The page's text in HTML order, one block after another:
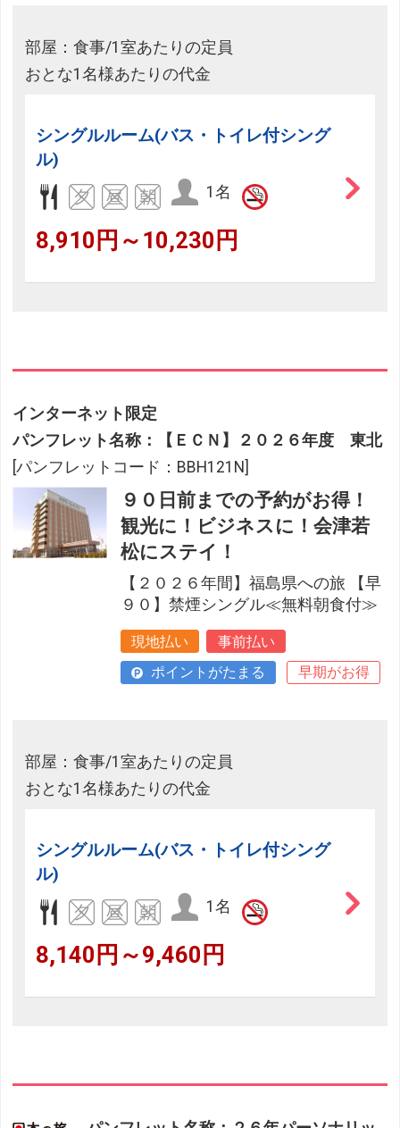
部屋：食事/1室あたりの定員
おとな1名様あたりの代金
シングルルーム(バス・トイレ付シング
ル)
1名
8,910円～10,230円
インターネット限定
パンフレット名称：【ＥＣＮ】２０２６年度 東北
[パンフレットコード：BBH121N]
９０日前までの予約がお得！
観光に！ビジネスに！会津若
松にステイ！
【２０２６年間】福島県への旅 【早
９０】禁煙シングル≪無料朝食付≫
現地払い
事前払い
ポイントがたまる
早期がお得
部屋：食事/1室あたりの定員
おとな1名様あたりの代金
シングルルーム(バス・トイレ付シング
ル)
1名
8,140円～9,460円